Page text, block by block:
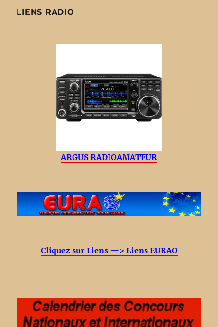
LIENS RADIO
ARGUS RADIOAMATEUR
Cliquez sur Liens —> Liens EURAO